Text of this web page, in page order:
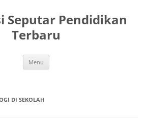
Seputar Pendidikan
Terbaru
Menu
DI SEKOLAH